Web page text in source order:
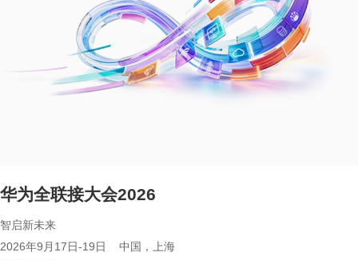
华为全联接大会2026
智启新未来
2026年9月17日-19日 中国，上海